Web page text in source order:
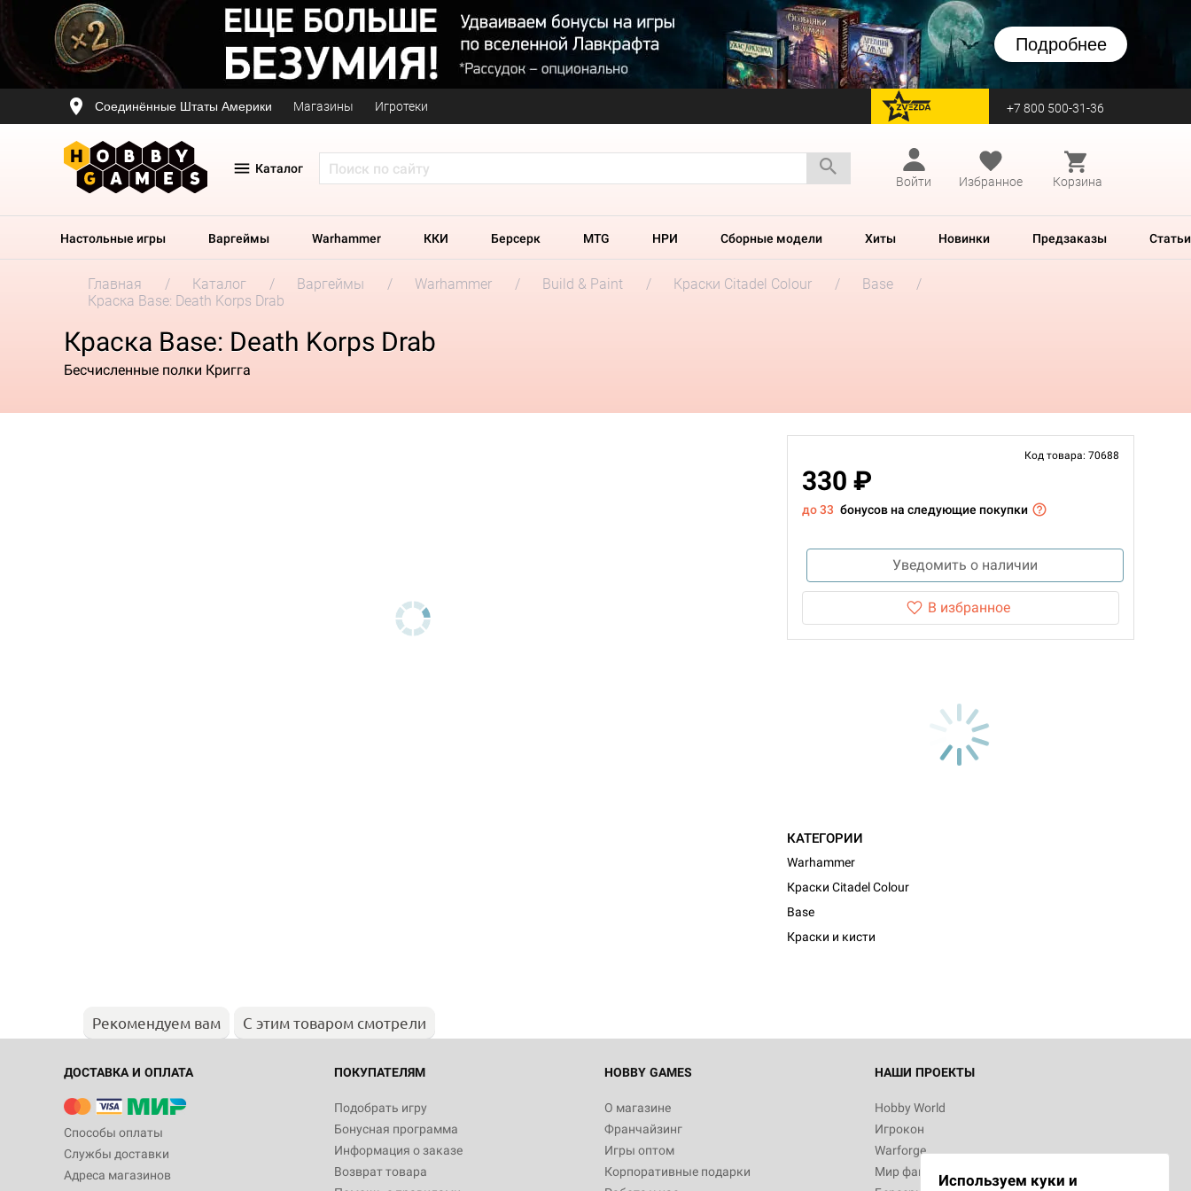
Подробнее
Соединённые Штаты Америки Магазины Игротеки перейти на Zvezda +7 800 500-31-36
Каталог
Войти
Избранное Корзина
Настольные игры Варгеймы Warhammer ККИ Берсерк MTG НРИ Сборные модели Хиты Новинки Предзаказы Статьи
Главная Каталог Варгеймы Warhammer Build & Paint Краски Citadel Colour
Base
Краска Base: Death Korps Drab
Краска Base: Death Korps Drab
Бесчисленные полки Кригга
Код товара: 70688
330 ₽
до 33 бонусов на следующие покупки
Уведомить о наличии
В избранное
КАТЕГОРИИ
Warhammer
Краски Citadel Colour
Base
Краски и кисти
Рекомендуем вам С этим товаром смотрели
ДОСТАВКА И ОПЛАТА
Способы оплаты
Службы доставки
Адреса магазинов
ПОКУПАТЕЛЯМ
Подобрать игру
Бонусная программа
Информация о заказе
Возврат товара
HOBBY GAMES
О магазине
Франчайзинг
Игры оптом
Корпоративные подарки
НАШИ ПРОЕКТЫ
Hobby World
Игрокон
Warforge
Мир фантастикиИспользуем куки и